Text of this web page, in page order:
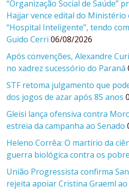
“Organização Social de Saúde”
Hajjar vence edital do Ministério
“Hospital Inteligente”, tendo
Guido Cerri 06/08/2026
Após convenções, Alexandre
no xadrez sucessório do Paraná
STF retoma julgamento que
dos jogos de azar após 85 anos
Gleisi lança ofensiva contra
estreia da campanha ao Senado
Heleno Corrêa: O martírio da
guerra biológica contra os
União Progressista confirma
rejeita apoiar Cristina Graeml ao